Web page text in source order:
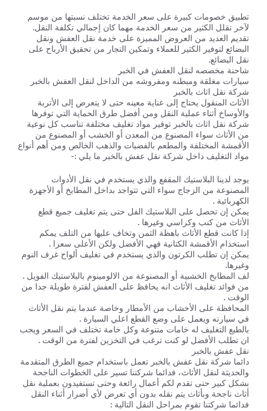
تطبيق خصومات كبيرة على سعر الخدمة تختلف نسبتها من موسم
لآخر تقلل الكثير من سعر الخدمة مهما كان إجمالي تكلفة النقل.
تقديم العديد من العروض المميزة على خدمة نقل العفش ونقل
البضائع لتوفير الكثير للعملاء وتمكين التجار من تحقيق الأرباح على
نقل البضائع.
شاحنة مخصصه لنقل العفش في الخبر
سيارات مغلقة ومبطنه ومفروشه من الداخل لنقل العفش بالخبر
شركة نقل اثاث بالخبر
الأثاث المنقول يحتاج إلى عناية معينه حتى لا يتعرض إلى الأتربة
والأوساخ أثناء عملية النقل ومن أفضل طرق الحماية التي توفرها
شركة نقل اثاث بالخبر توفير مواد تغليف مختلفة تناسب كل نوعية
من الأثاث سواء المصنوع من المعدن أو الخشب أو المصنوع من
الأقمشة المختلفة والمطعم بالفضيات والذهب الخالص ومن أهم أنواع
مواد التغليف داخل شركة نقل عفش بالخبر ما يلي :-
يوجد لدينا البلاستيك المقفع والذي يستخدم في نقل الأدوات
المصنوعة من الزجاج سواء التي تتواجد بداخل المطابخ أو الأجهزة
الكهربائية .
يمكن إن تحصل على البلاستيك الفل حتى يتم تغليف جميع قطع
الأثاث من كنب وكراسي وغيرها .
إذا كانت قطع الأثاث باهظة الثمن وتخاف عليها من التلف يمكم
استخدام الأقمشة الكتانية فهي الأفضل ولكن الأعلى سعرا .
يمكن إن تطلب الكرتون والذي يستخدم في تغليف ألواح غرف النوم
وغيرها.
لف المطابخ الخشبية أو المصنوعة من الالومينوم بالبلاستيك الفويل .
من فوائد تغليف الأثاث انه يحافظ على العفش لفترة طويلة جدا من
الوقت .
المحافظة على الأخشاب من الأمطار وخاصة عندما يتم نقل الأثاث
في سيارته ويعمل على وضع القطع اعلي السيارة .
بالطبع التغليف له خامات متنوعة وكل خامة تختلف في السعر ويجب
ان تطلب الأفضل لو كنت ترغب في التخزين لفترة من الوقت .
نقل عفش بالخبر
دائما شركة نقل عفش بالخبر تعمل باستخدام جميع الطرق المتقدمة
والحديثة لنقل الأثاث، فدائما شركتنا تسير على الخطوات الناجحة
بشكل كبير حتى تقدم لكم أعمال رائعة وحتى تستفيدون بعملية نقل
أثاث ناجحة وبأثاث يتم نقله بدون أي تعرض لأي أضرار أثناء النقل
فدائما شركتنا تقوم بمراحل النقل التالية :